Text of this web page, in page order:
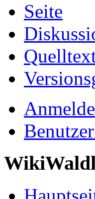
Seite